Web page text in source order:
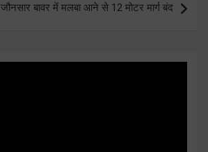
जौनसार बावर में मलबा आने से 12 मोटर मार्ग बंद